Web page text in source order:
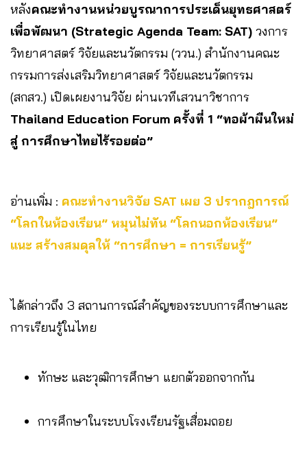
หลังคณะทำงานหน่วยบูรณาการประเด็นยุทธศาสตร์
เพื่อพัฒนา (Strategic Agenda Team: SAT) วงการ
วิทยาศาสตร์ วิจัยและนวัตกรรม (ววน.) สำนักงานคณะ
กรรมการส่งเสริมวิทยาศาสตร์ วิจัยและนวัตกรรม
(สกสว.) เปิดเผยงานวิจัย ผ่านเวทีเสวนาวิชาการ
Thailand Education Forum ครั้งที่ 1 “ทอผ้าผืนใหม่
สู่ การศึกษาไทยไร้รอยต่อ”
อ่านเพิ่ม : คณะทำงานวิจัย SAT เผย 3 ปรากฎการณ์
“โลกในห้องเรียน” หมุนไม่ทัน “โลกนอกห้องเรียน”
แนะ สร้างสมดุลให้ “การศึกษา = การเรียนรู้”
ได้กล่าวถึง 3 สถานการณ์สำคัญของระบบการศึกษาและ
การเรียนรู้ในไทย
ทักษะ และวุฒิการศึกษา แยกตัวออกจากกัน
การศึกษาในระบบโรงเรียนรัฐเสื่อมถอย